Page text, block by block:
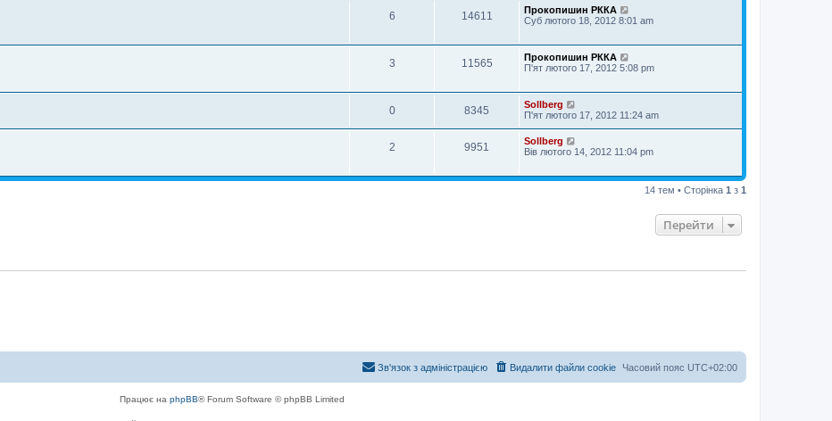
6 14611
Прокопишин РККА
Суб лютого 18, 2012 8:01 am
3 11565
Прокопишин РККА
П'ят лютого 17, 2012 5:08 pm
0 8345
Sollberg
П'ят лютого 17, 2012 11:24 am
2 9951
Sollberg
Вів лютого 14, 2012 11:04 pm
14 тем • Сторінка 1 з 1
Перейти
Часовий пояс UTC+02:00
Видалити файли cookie
Зв'язок з адміністрацією
Працює на phpBB® Forum Software © phpBB Limited